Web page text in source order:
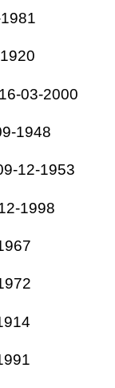
03-2000
1948
12-1953
1998